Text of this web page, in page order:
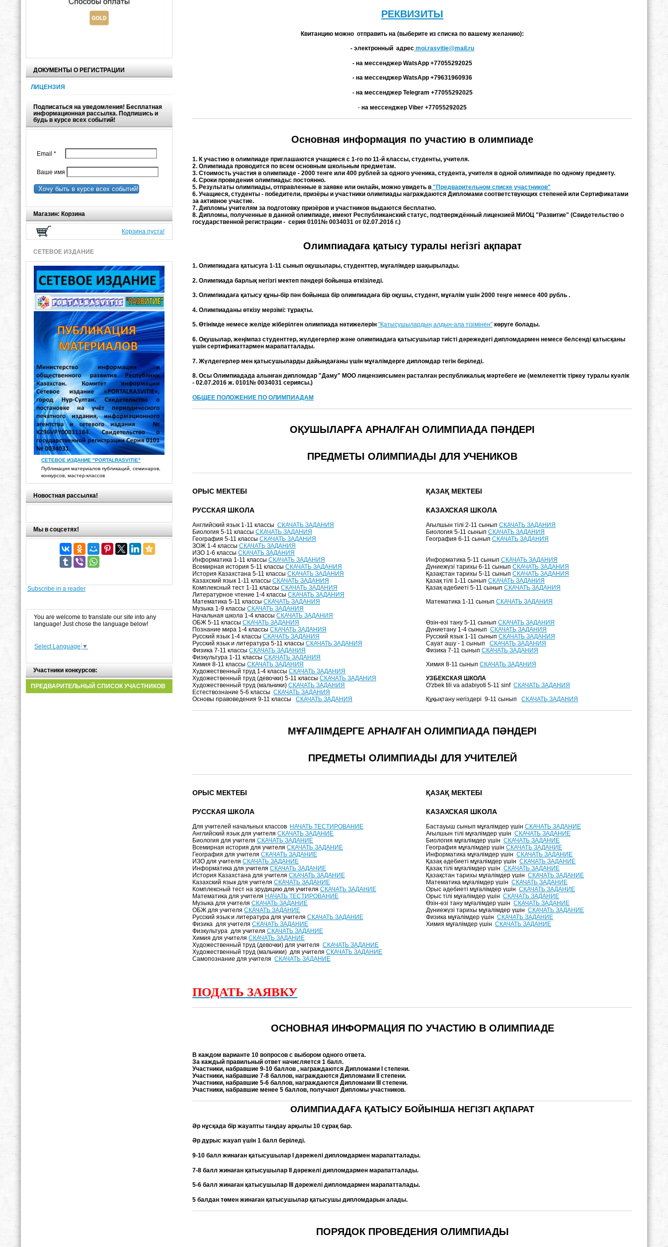
ДОКУМЕНТЫ О РЕГИСТРАЦИИ
ЛИЦЕНЗИЯ
Подписаться на уведомления! Бесплатная
информационная рассылка. Подпишись и
будь в курсе всех событий!
Email *
Ваше имя
Хочу быть в курсе всех событий!
Магазин: Корзина
Корзина пуста!
СЕТЕВОЕ ИЗДАНИЕ
СЕТЕВОЕ ИЗДАНИЕ "PORTALRASVITIE"
Публикация материалов публикаций, семинаров,
конкурсов, мастер-классов
Новостная рассылка!
Мы в соцсетях!
Subscribe in a reader
You are welcome to translate our site into any
language! Just chose the language below!
Select Language ▼
Участники конкурсов:
ПРЕДВАРИТЕЛЬНЫЙ СПИСОК УЧАСТНИКОВ
РЕКВИЗИТЫ
Квитанцию можно отправить на (выберите из списка по вашему желанию):
- электронный адрес moi.rasvitie@mail.ru
- на мессенджер WatsApp +77055292025
- на мессенджер WatsApp +79631960936
- на мессенджер Telegram +77055292025
- на мессенджер Viber +77055292025
Основная информация по участию в олимпиаде
1. К участию в олимпиаде приглашаются учащиеся с 1-го по 11-й классы, студенты, учителя.
2. Олимпиада проводится по всем основным школьным предметам.
3. Стоимость участия в олимпиаде - 2000 тенге или 400 рублей за одного ученика, студента, учителя в одной олимпиаде по одному предмету.
4. Сроки проведения олимпиады: постоянно.
5. Результаты олимпиады, отправленные в заявке или онлайн, можно увидеть в "Предварительном списке участников"
6. Учащиеся, студенты - победители, призёры и участники олимпиады награждаются Дипломами соответствующих степеней или Сертификатами
за активное участие.
7. Дипломы учителям за подготовку призёров и участников выдаются бесплатно.
8. Дипломы, полученные в данной олимпиаде, имеют Республиканский статус, подтверждённый лицензией МИОЦ "Развитие" (Свидетельство о
государственной регистрации - серия 0101№ 0034031 от 02.07.2016 г.)
Олимпиадаға қатысу туралы негізгі ақпарат
1. Олимпиадаға қатысуға 1-11 сынып оқушылары, студенттер, мұғалімдер шақырылады.
2. Олимпиада барлық негізгі мектеп пәндері бойынша өткізіледі.
3. Олимпиадаға қатысу құны-бір пән бойынша бір олимпиадаға бір оқушы, студент, мұғалім үшін 2000 теңге немесе 400 рубль .
4. Олимпиаданы өткізу мерзімі: тұрақты.
5. Өтінімде немесе желіде жіберілген олимпиада нәтижелерін "Қатысушылардың алдын-ала тізімінен" көруге болады.
6. Оқушылар, жеңімпаз студенттер, жүлдегерлер және олимпиадаға қатысушылар тиісті дәрежедегі дипломдармен немесе белсенді қатысқаны
үшін сертификаттармен марапатталады.
7. Жүлдегерлер мен қатысушыларды дайындағаны үшін мұғалімдерге дипломдар тегін беріледі.
8. Осы Олимпиадада алынған дипломдар "Даму" МОО лицензиясымен расталған республикалық мәртебеге ие (мемлекеттік тіркеу туралы куәлік
- 02.07.2016 ж. 0101№ 0034031 сериясы.)
ОБЩЕЕ ПОЛОЖЕНИЕ ПО ОЛИМПИАДАМ
ОҚУШЫЛАРҒА АРНАЛҒАН ОЛИМПИАДА ПӘНДЕРІ
ПРЕДМЕТЫ ОЛИМПИАДЫ ДЛЯ УЧЕНИКОВ
ОРЫС МЕКТЕБІ
РУССКАЯ ШКОЛА
ҚАЗАҚ МЕКТЕБІ
КАЗАХСКАЯ ШКОЛА
Английский язык 1-11 классы СКАЧАТЬ ЗАДАНИЯ Ағылшын тілі 2-11 сынып СКАЧАТЬ ЗАДАНИЯ
Биология 5-11 классы СКАЧАТЬ ЗАДАНИЯ Биология 5-11 сынып СКАЧАТЬ ЗАДАНИЯ
География 5-11 классы СКАЧАТЬ ЗАДАНИЯ География 6-11 сынып СКАЧАТЬ ЗАДАНИЯ
ЗОЖ 1-4 классы СКАЧАТЬ ЗАДАНИЯ
ИЗО 1-6 классы СКАЧАТЬ ЗАДАНИЯ
Информатика 1-11 классы СКАЧАТЬ ЗАДАНИЯ Информатика 5-11 сынып СКАЧАТЬ ЗАДАНИЯ
Всемирная история 5-11 классы СКАЧАТЬ ЗАДАНИЯ Дүниежүзі тарихы 6-11 сынып СКАЧАТЬ ЗАДАНИЯ
История Казахстана 5-11 классы СКАЧАТЬ ЗАДАНИЯ Қазақстан тарихы 5-11 сынып СКАЧАТЬ ЗАДАНИЯ
Казахский язык 1-11 классы СКАЧАТЬ ЗАДАНИЯ Қазақ тілі 1-11 сынып СКАЧАТЬ ЗАДАНИЯ
Комплексный тест 1-11 классы СКАЧАТЬ ЗАДАНИЯ Қазақ әдебиеті 5-11 сынып СКАЧАТЬ ЗАДАНИЯ
Литературное чтение 1-4 классы СКАЧАТЬ ЗАДАНИЯ
Математика 5-11 классы СКАЧАТЬ ЗАДАНИЯ Математика 1-11 сынып СКАЧАТЬ ЗАДАНИЯ
Музыка 1-9 классы СКАЧАТЬ ЗАДАНИЯ
Начальная школа 1-4 классы СКАЧАТЬ ЗАДАНИЯ
ОБЖ 5-11 классы СКАЧАТЬ ЗАДАНИЯ Өзін-өзі тану 5-11 сынып СКАЧАТЬ ЗАДАНИЯ
Познание мира 1-4 классы СКАЧАТЬ ЗАДАНИЯ Дүниетану 1-4 сынып СКАЧАТЬ ЗАДАНИЯ
Русский язык 1-4 классы СКАЧАТЬ ЗАДАНИЯ Русский язык 1-11 сынып СКАЧАТЬ ЗАДАНИЯ
Русский язык и литература 5-11 классы СКАЧАТЬ ЗАДАНИЯ Сауат ашу - 1 сынып СКАЧАТЬ ЗАДАНИЯ
Физика 7-11 классы СКАЧАТЬ ЗАДАНИЯ Физика 7-11 сынып СКАЧАТЬ ЗАДАНИЯ
Физкультура 1-11 классы СКАЧАТЬ ЗАДАНИЯ
Химия 8-11 классы СКАЧАТЬ ЗАДАНИЯ Химия 8-11 сынып СКАЧАТЬ ЗАДАНИЯ
Художественный труд 1-4 классы СКАЧАТЬ ЗАДАНИЯ
Художественный труд (девочки) 5-11 классы СКАЧАТЬ ЗАДАНИЯ
УЗБЕКСКАЯ ШКОЛА
Художественный труд (мальчики) СКАЧАТЬ ЗАДАНИЯ O'zbek tili va adabiyoti 5-11 sinf СКАЧАТЬ ЗАДАНИЯ
Естествознание 5-6 классы СКАЧАТЬ ЗАДАНИЯ
Основы правоведения 9-11 классы СКАЧАТЬ ЗАДАНИЯ Құқықтану негіздері 9-11 сынып СКАЧАТЬ ЗАДАНИЯ
МҰҒАЛІМДЕРГЕ АРНАЛҒАН ОЛИМПИАДА ПӘНДЕРІ
ПРЕДМЕТЫ ОЛИМПИАДЫ ДЛЯ УЧИТЕЛЕЙ
ОРЫС МЕКТЕБІ
РУССКАЯ ШКОЛА
ҚАЗАҚ МЕКТЕБІ
КАЗАХСКАЯ ШКОЛА
Для учителей начальных классов НАЧАТЬ ТЕСТИРОВАНИЕ Бастауыш сынып мұғалімдер үшін СКАЧАТЬ ЗАДАНИЕ
Английский язык для учителя СКАЧАТЬ ЗАДАНИЕ Ағылшын тілі мұғалімдер үшін СКАЧАТЬ ЗАДАНИЕ
Биология для учителя СКАЧАТЬ ЗАДАНИЕ Биология мұғалімдер үшін СКАЧАТЬ ЗАДАНИЕ
Всемирная история для учителя СКАЧАТЬ ЗАДАНИЕ География мұғалімдер үшін СКАЧАТЬ ЗАДАНИЕ
География для учителя СКАЧАТЬ ЗАДАНИЕ Информатика мұғалімдер үшін СКАЧАТЬ ЗАДАНИЕ
ИЗО для учителя СКАЧАТЬ ЗАДАНИЕ Қазақ әдебиеті мұғалімдер үшін СКАЧАТЬ ЗАДАНИЕ
Информатика для учителя СКАЧАТЬ ЗАДАНИЕ Қазақ тілі мұғалімдер үшін СКАЧАТЬ ЗАДАНИЕ
История Казахстана для учителя СКАЧАТЬ ЗАДАНИЕ Қазақстан тарихы мұғалімдер үшін СКАЧАТЬ ЗАДАНИЕ
Казахский язык для учителя СКАЧАТЬ ЗАДАНИЕ Математика мұғалімдер үшін СКАЧАТЬ ЗАДАНИЕ
Комплексный тест на эрудицию для учителя СКАЧАТЬ ЗАДАНИЕ Орыс әдебиеті мұғалімдер үшін СКАЧАТЬ ЗАДАНИЕ
Математика для учителя НАЧАТЬ ТЕСТИРОВАНИЕ Орыс тілі мұғалімдер үшін СКАЧАТЬ ЗАДАНИЕ
Музыка для учителя СКАЧАТЬ ЗАДАНИЕ Өзін-өзі тану мұғалімдер үшін СКАЧАТЬ ЗАДАНИЕ
ОБЖ для учителя СКАЧАТЬ ЗАДАНИЕ Дүниежүзі тарихы мұғалімдер үшін СКАЧАТЬ ЗАДАНИЕ
Русский язык и литература для учителя СКАЧАТЬ ЗАДАНИЕ Физика мұғалімдер үшін СКАЧАТЬ ЗАДАНИЕ
Физика для учителя СКАЧАТЬ ЗАДАНИЕ Химия мұғалімдер үшін СКАЧАТЬ ЗАДАНИЕ
Физкультура для учителя СКАЧАТЬ ЗАДАНИЕ
Химия для учителя СКАЧАТЬ ЗАДАНИЕ
Художественный труд (девочки) для учителя СКАЧАТЬ ЗАДАНИЕ
Художественный труд (мальчики) для учителя СКАЧАТЬ ЗАДАНИЕ
Самопознание для учителя СКАЧАТЬ ЗАДАНИЕ
ПОДАТЬ ЗАЯВКУ
ОСНОВНАЯ ИНФОРМАЦИЯ ПО УЧАСТИЮ В ОЛИМПИАДЕ
В каждом варианте 10 вопросов с выбором одного ответа.
За каждый правильный ответ начисляется 1 балл.
Участники, набравшие 9-10 баллов , награждаются Дипломами I степени.
Участники, набравшие 7-8 баллов, награждаются Дипломами II степени.
Участники, набравшие 5-6 баллов, награждаются Дипломами III степени.
Участники, набравшие менее 5 баллов, получают Дипломы участников.
ОЛИМПИАДАҒА ҚАТЫСУ БОЙЫНША НЕГІЗГІ АҚПАРАТ
Әр нұсқада бір жауапты таңдау арқылы 10 сұрақ бар.
Әр дұрыс жауап үшін 1 балл беріледі.
9-10 балл жинаған қатысушылар I дәрежелі дипломдармен марапатталады.
7-8 балл жинаған қатысушылар II дәрежелі дипломдармен марапатталады.
5-6 балл жинаған қатысушылар III дәрежелі дипломдармен марапатталады.
5 балдан төмен жинаған қатысушылар қатысушы дипломдарын алады.
ПОРЯДОК ПРОВЕДЕНИЯ ОЛИМПИАДЫ